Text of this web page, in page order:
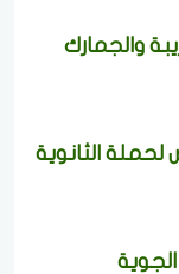
والجمارك
الثانوية